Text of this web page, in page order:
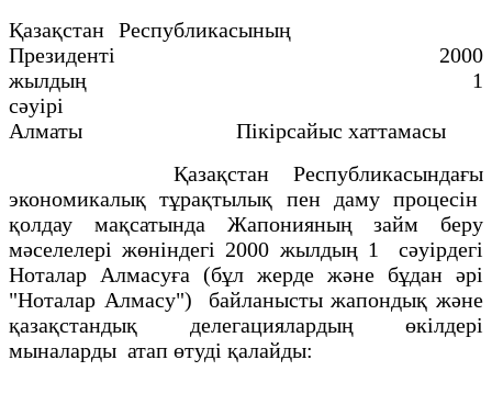
Қазақстан Республикасының
Президенті 2000
жылдың 1
сәуiрi
Алматы Пiкiрсайыс хаттамасы
Қазақстан Республикасындағы
экономикалық тұрақтылық пен даму процесiн
қолдау мақсатында Жапонияның займ беру
мәселелерi жөнiндегi 2000 жылдың 1 сәуiрдегi
Ноталар Алмасуға (бұл жерде және бұдан әрi
"Ноталар Алмасу") байланысты жапондық және
қазақстандық делегациялардың өкiлдерi
мыналарды атап өтудi қалайды: